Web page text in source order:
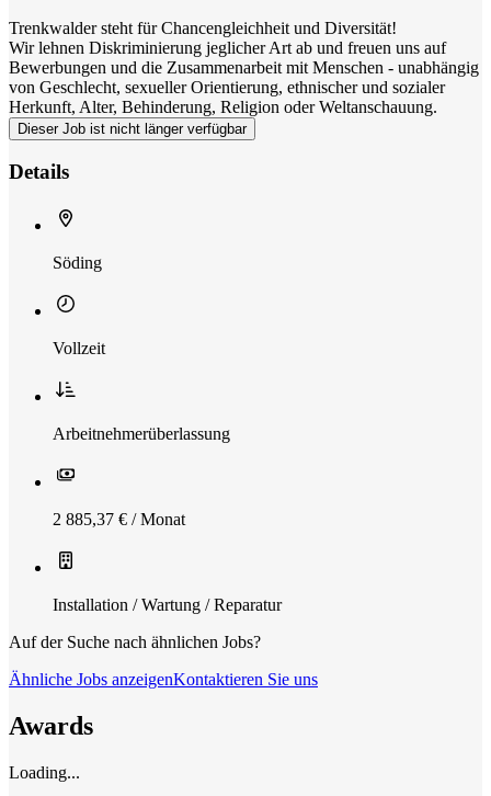
Trenkwalder steht für Chancengleichheit und Diversität!
Wir lehnen Diskriminierung jeglicher Art ab und freuen uns auf
Bewerbungen und die Zusammenarbeit mit Menschen - unabhängig
von Geschlecht, sexueller Orientierung, ethnischer und sozialer
Herkunft, Alter, Behinderung, Religion oder Weltanschauung.
Dieser Job ist nicht länger verfügbar
Details
Söding
Vollzeit
Arbeitnehmerüberlassung
2 885,37 € / Monat
Installation / Wartung / Reparatur
Auf der Suche nach ähnlichen Jobs?
Ähnliche Jobs anzeigenKontaktieren Sie uns
Awards
Loading...